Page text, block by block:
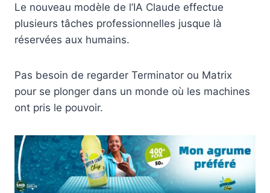
Le nouveau modèle de l’IA Claude effectue
plusieurs tâches professionnelles jusque là
réservées aux humains.
Pas besoin de regarder Terminator ou Matrix
pour se plonger dans un monde où les machines
ont pris le pouvoir.